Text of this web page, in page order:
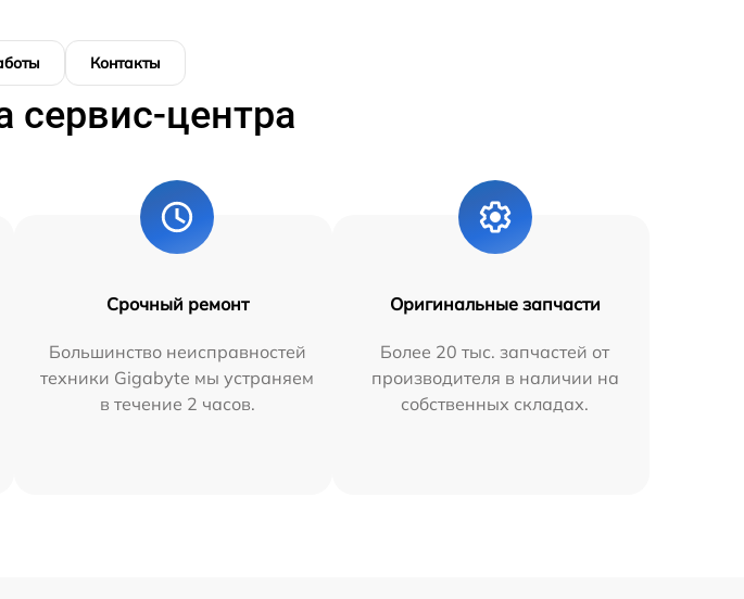
Контакты
центра
Срочный ремонт
Большинство неисправностей
техники Gigabyte мы устраняем
в течение 2 часов.
Оригинальные запчасти
Более 20 тыс. запчастей от
производителя в наличии на
собственных складах.